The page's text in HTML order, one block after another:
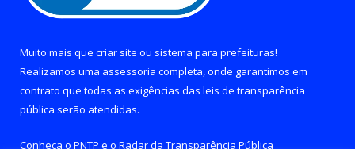
Muito mais que criar site ou sistema para prefeituras!
Realizamos uma assessoria completa, onde garantimos em
contrato que todas as exigências das leis de transparência
pública serão atendidas.
Conheça o PNTP e o Radar da Transparência Pública